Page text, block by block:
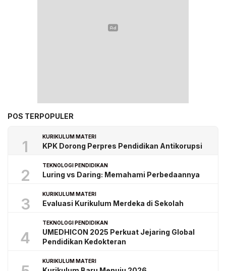
POS TERPOPULER
1
KURIKULUM MATERI
KPK Dorong Perpres Pendidikan Antikorupsi
2
TEKNOLOGI PENDIDIKAN
Luring vs Daring: Memahami Perbedaannya
3
KURIKULUM MATERI
Evaluasi Kurikulum Merdeka di Sekolah
4
TEKNOLOGI PENDIDIKAN
UMEDHICON 2025 Perkuat Jejaring Global
Pendidikan Kedokteran
KURIKULUM MATERI